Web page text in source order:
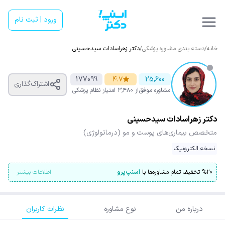
ورود | ثبت نام
خانه/دسته بندی مشاوره پزشکی/دکتر زهراسادات سیدحسینی
25,600
مشاوره موفق
۴.۷
از ۳٬۴۸۰ امتیاز
177099
نظام پزشکی
اشتراک‌گذاری
دکتر زهراسادات سیدحسینی
متخصص بیماری‌های پوست و مو (درماتولوژی)
نسخه الکترونیک
%۲۰ تخفیف تمام مشاوره‌ها با اسنپ‌پرو اطلاعات بیشتر
درباره من نوع مشاوره نظرات کاربران